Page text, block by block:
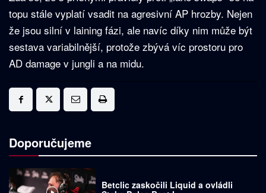
topu stále vyplatí vsadit na agresivní AP hrozby. Nejen
že jsou silní v laining fázi, ale navíc díky nim může být
sestava variabilnější, protože zbývá víc prostoru pro
AD damage v jungli a na midu.
Doporučujeme
Betclic zaskočili Liquid a ovládli